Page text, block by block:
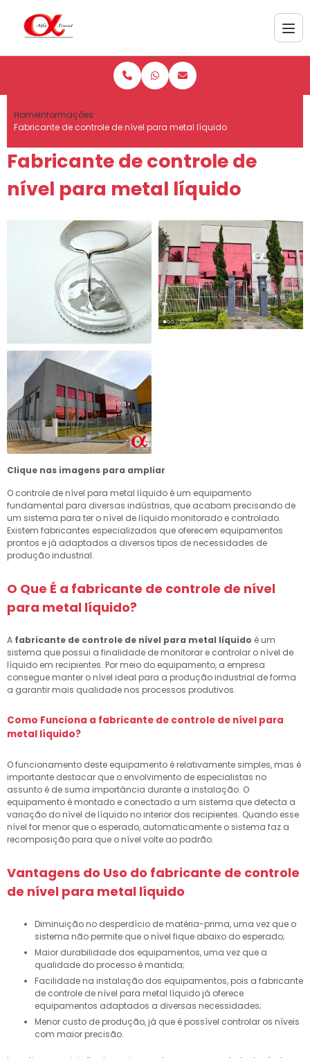
HomeInformações
Fabricante de controle de nível para metal líquido
Fabricante de controle de
nível para metal líquido
Clique nas imagens para ampliar
O controle de nível para metal líquido é um equipamento
fundamental para diversas indústrias, que acabam precisando de
um sistema para ter o nível de líquido monitorado e controlado.
Existem fabricantes especializados que oferecem equipamentos
prontos e já adaptados a diversos tipos de necessidades de
produção industrial.
O Que É a fabricante de controle de nível
para metal líquido?
A fabricante de controle de nível para metal líquido é um
sistema que possui a finalidade de monitorar e controlar o nível de
líquido em recipientes. Por meio do equipamento, a empresa
consegue manter o nível ideal para a produção industrial de forma
a garantir mais qualidade nos processos produtivos.
Como Funciona a fabricante de controle de nível para
metal líquido?
O funcionamento deste equipamento é relativamente simples, mas é
importante destacar que o envolvimento de especialistas no
assunto é de suma importância durante a instalação. O
equipamento é montado e conectado a um sistema que detecta a
variação do nível de líquido no interior dos recipientes. Quando esse
nível for menor que o esperado, automaticamente o sistema faz a
recomposição para que o nível volte ao padrão.
Vantagens do Uso do fabricante de controle
de nível para metal líquido
Diminuição no desperdício de matéria-prima, uma vez que o
sistema não permite que o nível fique abaixo do esperado;
Maior durabilidade dos equipamentos, uma vez que a
qualidade do processo é mantida;
Facilidade na instalação dos equipamentos, pois a fabricante
de controle de nível para metal líquido já oferece
equipamentos adaptados a diversas necessidades;
Menor custo de produção, já que é possível controlar os níveis
com maior precisão.